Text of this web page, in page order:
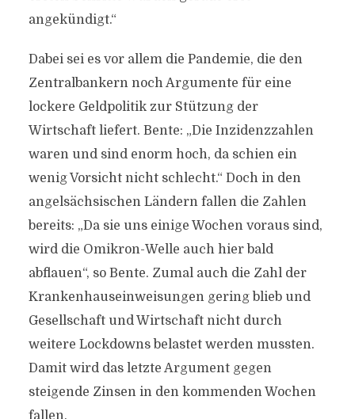
angekündigt.“
Dabei sei es vor allem die Pandemie, die den
Zentralbankern noch Argumente für eine
lockere Geldpolitik zur Stützung der
Wirtschaft liefert. Bente: „Die Inzidenzzahlen
waren und sind enorm hoch, da schien ein
wenig Vorsicht nicht schlecht.“ Doch in den
angelsächsischen Ländern fallen die Zahlen
bereits: „Da sie uns einige Wochen voraus sind,
wird die Omikron-Welle auch hier bald
abflauen“, so Bente. Zumal auch die Zahl der
Krankenhauseinweisungen gering blieb und
Gesellschaft und Wirtschaft nicht durch
weitere Lockdowns belastet werden mussten.
Damit wird das letzte Argument gegen
steigende Zinsen in den kommenden Wochen
fallen.